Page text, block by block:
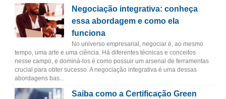
Negociação integrativa: conheça
essa abordagem e como ela
funciona
No universo empresarial, negociar é, ao mesmo
tempo, uma arte e uma ciência. Há diferentes técnicas e conceitos
nesse campo, e dominá-los é como possuir um arsenal de ferramentas
crucial para obter sucesso. A negociação integrativa é uma dessas
abordagens bas...
Saiba como a Certificação Green